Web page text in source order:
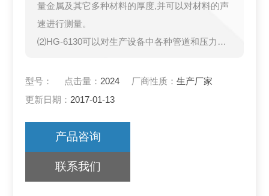
量金属及其它多种材料的厚度,并可以对材料的声
速进行测量。
⑵HG-6130可以对生产设备中各种管道和压力容
的减薄程度,也可以对各种板材和各种加工零件作
测量。
型号： 点击量： 2024 厂商性质：生产厂家
更新日期： 2017-01-13
产品咨询
联系我们